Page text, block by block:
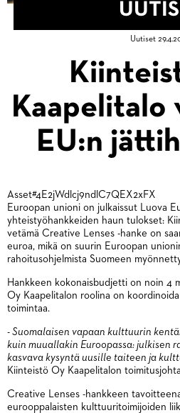
Uutiset
Kaapelitalo
EU:n
Asset#4E2jWdlcj9ndlC7QEX2xFX
Euroopan unioni on julkaissut Luova
yhteistyöhankkeiden haun tulokset:
vetämä Creative Lenses -hanke on
euroa, mikä on suurin Euroopan
rahoitusohjelmista Suomeen
Hankkeen kokonaisbudjetti on noin 4
Oy Kaapelitalon roolina on
toimintaa.
- Suomalaisen vapaan kulttuurin
kuin muuallakin Euroopassa: julkisen
kasvava kysyntä uusille taiteen ja
Kiinteistö Oy Kaapelitalon
Creative Lenses -hankkeen
eurooppalaisten kulttuuritoimijoiden